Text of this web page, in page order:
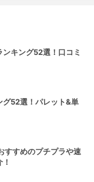
キング52選！口コミ
グ52選！パレット&単
すすめのプチプラや速